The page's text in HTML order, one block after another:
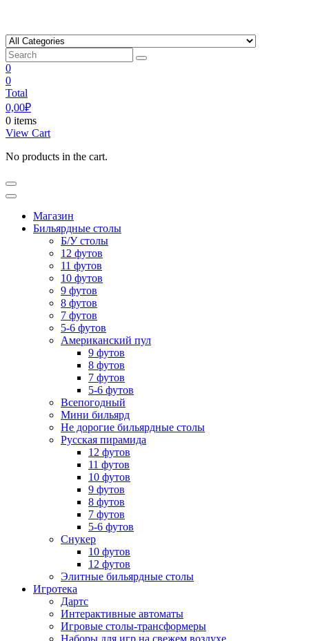
content
0
0
Total
0,00₽
0 items
View Cart
No products in the cart.
Магазин
Бильярдные столы
Б/У столы
12 футов
11 футов
10 футов
9 футов
8 футов
7 футов
5-6 футов
Американский пул
9 футов
8 футов
7 футов
5-6 футов
Всепогодный
Мини бильярд
Не дорогие бильярдные столы
Русская пирамида
12 футов
11 футов
10 футов
9 футов
8 футов
7 футов
5-6 футов
Снукер
10 футов
12 футов
Элитные бильярдные столы
Игротека
Дартс
Интерактивные автоматы
Игровые столы-трансформеры
Наборы для игр на свежем воздухе